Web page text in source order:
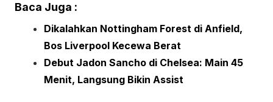
Baca Juga :
Dikalahkan Nottingham Forest di Anfield,
Bos Liverpool Kecewa Berat
Debut Jadon Sancho di Chelsea: Main 45
Menit, Langsung Bikin Assist